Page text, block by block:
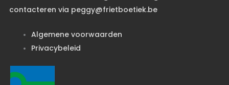
contacteren via peggy@frietboetiek.be
Algemene voorwaarden
Privacybeleid